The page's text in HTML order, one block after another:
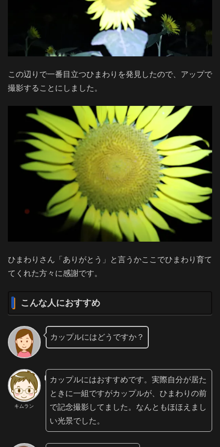
この辺りで一番目立つひまわりを発見したので、アップで
撮影することにしました。
ひまわりさん「ありがとう」と言うかここでひまわり育て
てくれた方々に感謝です。
こんな人におすすめ
カップルにはどうですか？
キムラン
カップルにはおすすめです。実際自分が居た
ときに一組ですがカップルが、ひまわりの前
で記念撮影してました。なんともほほえまし
い光景でした。